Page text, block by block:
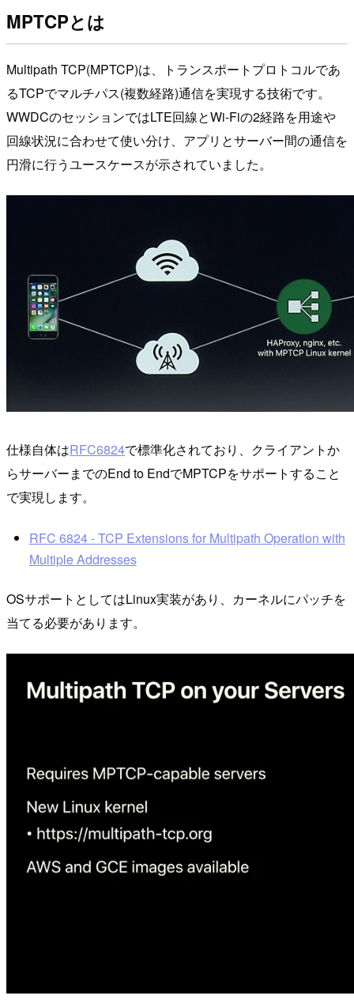
MPTCPとは
Multipath TCP(MPTCP)は、トランスポートプロトコルであ
るTCPでマルチパス(複数経路)通信を実現する技術です。
WWDCのセッションではLTE回線とWi-Fiの2経路を用途や
回線状況に合わせて使い分け、アプリとサーバー間の通信を
円滑に行うユースケースが示されていました。
仕様自体はRFC6824で標準化されており、クライアントか
らサーバーまでのEnd to EndでMPTCPをサポートすること
で実現します。
RFC 6824 - TCP Extensions for Multipath Operation with
Multiple Addresses
OSサポートとしてはLinux実装があり、カーネルにパッチを
当てる必要があります。